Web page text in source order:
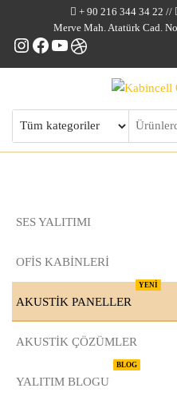
+ 90 216 344 34 22 //
Merve Mah. Atatürk Cad.
Instagram
Facebook
YouTube
Dribbble
Kabincell Ofis
SES YALITIMI
OFİS KABİNLERİ
AKUSTİK PANELLER
YENİ
AKUSTIK ÇÖZÜMLER
YALITIM BLOGU
BLOG